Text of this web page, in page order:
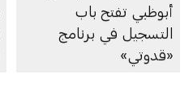
أبوظبي تفتح باب
التسجيل في برنامج
«قدوتي»